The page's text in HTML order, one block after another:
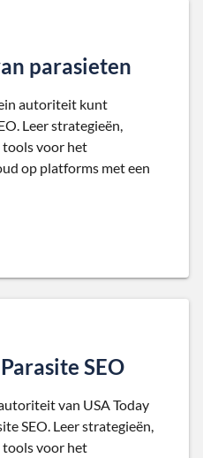
parasieten
autoriteit kunt
Leer strategieën,
tools voor het
op platforms met een
SEO
van USA Today
SEO. Leer strategieën,
tools voor het